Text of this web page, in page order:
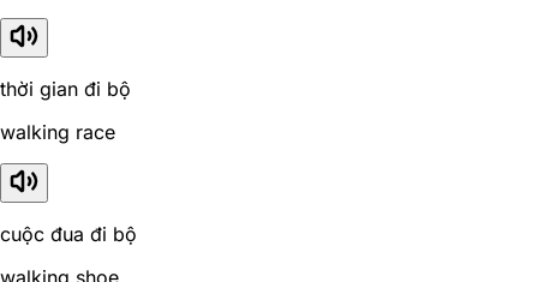
thời gian đi bộ
walking race
cuộc đua đi bộ
walking shoe